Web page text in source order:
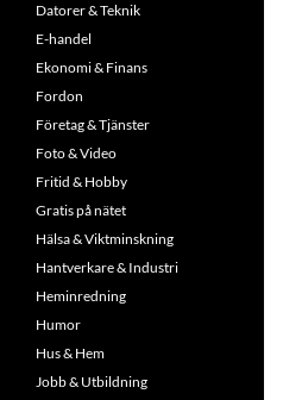
Datorer & Teknik
E-handel
Ekonomi & Finans
Fordon
Företag & Tjänster
Foto & Video
Fritid & Hobby
Gratis på nätet
Hälsa & Viktminskning
Hantverkare & Industri
Heminredning
Humor
Hus & Hem
Jobb & Utbildning